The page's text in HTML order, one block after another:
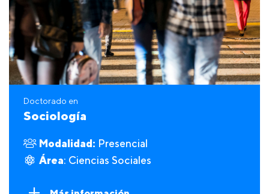
Doctorado en
Sociología
Modalidad: Presencial
Área: Ciencias Sociales